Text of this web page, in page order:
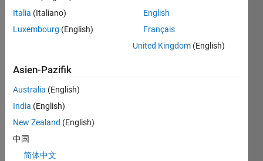
to
rolling
Example
[x1,x2]
=
rollDice();
5;
x2 =
Italia (Italiano)
Luxembourg (English)
English
Français
United Kingdom (English)
Asien-Pazifik
Australia (English)
India (English)
New Zealand (English)
中国
简体中文